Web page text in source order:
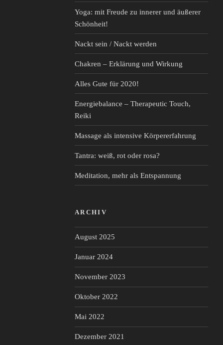
Yoga: mit Freude zu innerer und äußerer
Schönheit!
Nackt sein / Nackt werden
Chakren – Erklärung und Wirkung
Alles Gute für 2020!
Energiebalance – Therapeutic Touch,
Reiki
Massage als intensive Körpererfahrung
Tantra: weiß, rot oder rosa?
Meditation, mehr als Entspannung
ARCHIV
August 2025
Januar 2024
November 2023
Oktober 2022
Mai 2022
Dezember 2021